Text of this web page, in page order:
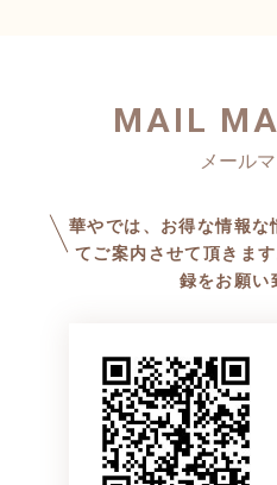
MAIL
華やでは、お得な情報な
てご案内させて頂きま
録をお願い